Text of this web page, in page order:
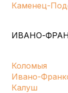
Каменец-
ИВАНО-
Коломыя
Ивано-
Калуш